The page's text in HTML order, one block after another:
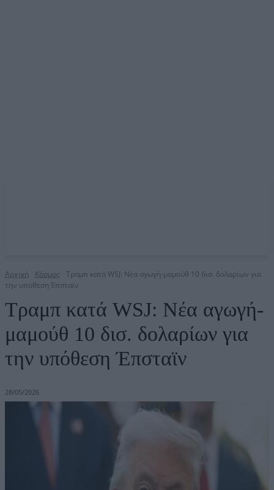
Αρχική Κόσμος
Τραμπ κατά WSJ: Νέα αγωγή-μαμούθ 10 δισ. δολαρίων για
την υπόθεση Έπσταϊν
Τραμπ κατά WSJ: Νέα αγωγή-
μαμούθ 10 δισ. δολαρίων για
την υπόθεση Έπσταϊν
28/05/2026